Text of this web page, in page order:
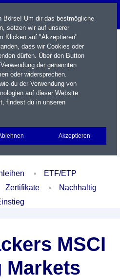
Portfolio Login
ETF/ETP
Zertifikate
Nachhaltig
MSCI
Markets
Börse! Um dir das bestmögliche
setzen wir auf unserer
Klicken auf "Akzeptieren"
dass wir Cookies oder
dürfen. Über den Button
der genannten
oder widersprechen.
du der Verwendung von
auf dieser Website
findest du in unseren
Akzeptieren